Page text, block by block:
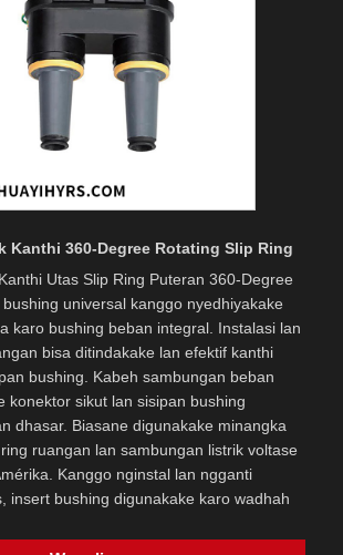
Kanthi 360-Degree Rotating Slip Ring
Utas Slip Ring Puteran 360-Degree
universal kanggo nyedhiyakake
karo bushing beban integral. Instalasi lan
bisa ditindakake lan efektif kanthi
bushing. Kabeh sambungan beban
konektor sikut lan sisipan bushing
dhasar. Biasane digunakake minangka
ruangan lan sambungan listrik voltase
Kanggo nginstal lan ngganti
insert bushing digunakake karo wadhah